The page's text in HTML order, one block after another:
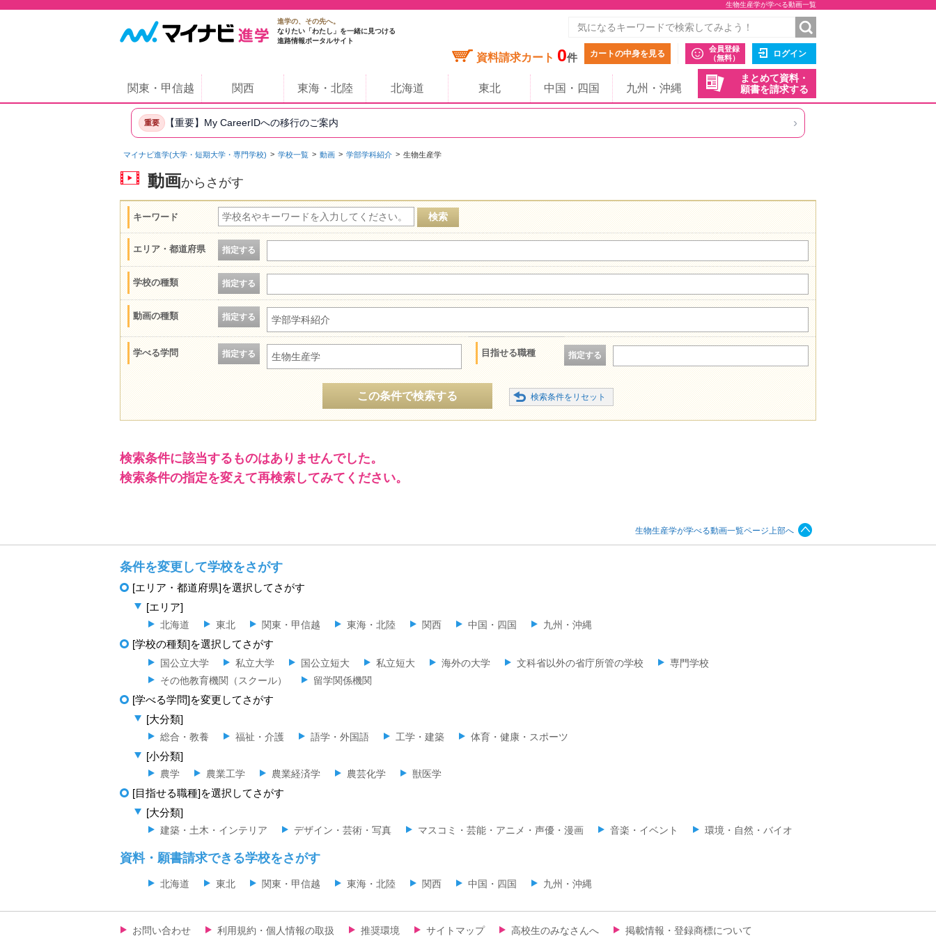
生物生産学が学べる動画一覧
進学の、その先へ。
なりたい「わたし」を一緒に見つける
進路情報ポータルサイト
資料請求カート 0件 カートの中身を見る
会員登録
（無料）
ログイン
まとめて資料・
願書を請求する
関東・甲信越 関西 東海・北陸 北海道 東北 中国・四国 九州・沖縄
重要 【重要】My CareerIDへの移行のご案内 ›
マイナビ進学(大学・短期大学・専門学校) 学校一覧 動画 学部学科紹介 生物生産学
動画からさがす
キーワード
エリア・都道府県 指定する
学校の種類 指定する
動画の種類 指定する 学部学科紹介
学べる学問 指定する 生物生産学 目指せる職種 指定する
この条件で検索する
検索条件に該当するものはありませんでした。
検索条件の指定を変えて再検索してみてください。
生物生産学が学べる動画一覧ページ上部へ
条件を変更して学校をさがす
[エリア・都道府県]を選択してさがす
[エリア]
北海道 東北 関東・甲信越 東海・北陸 関西 中国・四国 九州・沖縄
[学校の種類]を選択してさがす
国公立大学 私立大学 国公立短大 私立短大 海外の大学 文科省以外の省庁所管の学校
専門学校
その他教育機関（スクール）
留学関係機関
[学べる学問]を変更してさがす
[大分類]
総合・教養 福祉・介護 語学・外国語 工学・建築 体育・健康・スポーツ
[小分類]
農学 農業工学 農業経済学 農芸化学 獣医学
[目指せる職種]を選択してさがす
[大分類]
建築・土木・インテリア デザイン・芸術・写真 マスコミ・芸能・アニメ・声優・漫画 音楽・イベント 環境・自然・バイオ
資料・願書請求できる学校をさがす
北海道 東北 関東・甲信越 東海・北陸 関西 中国・四国 九州・沖縄
お問い合わせ 利用規約・個人情報の取扱 推奨環境 サイトマップ 高校生のみなさんへ 掲載情報・登録商標について